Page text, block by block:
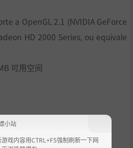
a OpenGL 2.1 (NVIDIA GeForce
HD 2000 Series, ou equivale
可用空间
Windows 7/8/10
GHz ou superior.
小站
戏内容用CTRL+F5强制刷新一下网